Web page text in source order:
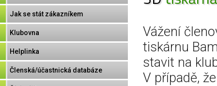
Jak se stát zákazníkem
Klubovna
Helplinka
Členská/účastnická databáze
Vážení
tiskárnu
stavit na
V případě,